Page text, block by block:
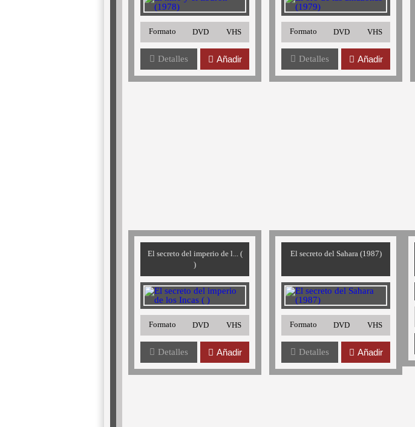
Formato DVD VHS
Detalles Añadir
Formato DVD VHS
Detalles Añadir
El secreto del imperio de l... (
)
Formato DVD VHS
Detalles Añadir
El secreto del Sahara (1987)
Formato DVD VHS
Detalles Añadir